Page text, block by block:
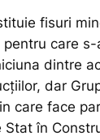
fisuri
care
dintre
dar
care face
în